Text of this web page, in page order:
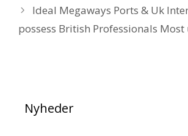
Ideal Megaways Ports & Uk
possess British Professionals
Nyheder